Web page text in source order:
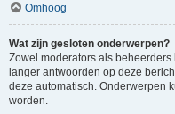
Omhoog
Wat zijn gesloten onderwerpen?
Zowel moderators als
langer antwoorden op deze
deze automatisch. Onderwerpen
worden.